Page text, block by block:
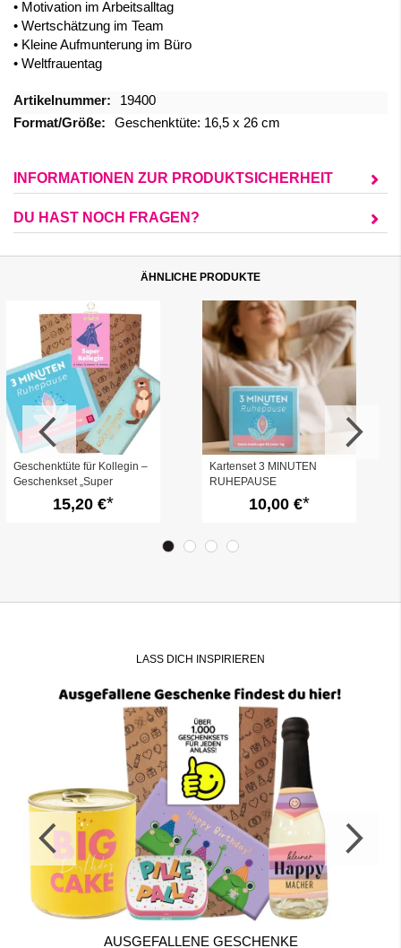
• Motivation im Arbeitsalltag
• Wertschätzung im Team
• Kleine Aufmunterung im Büro
• Weltfrauentag
Mehr
Informationen
19400
Geschenktüte: 16,5 x 26 cm
INFORMATIONEN ZUR PRODUKTSICHERHEIT
DU HAST NOCH FRAGEN?
ÄHNLICHE PRODUKTE
Geschenktüte für Kollegin –
Geschenkset „Super
Kollegin“ (Set 11)
15,20 €
Kartenset 3 MINUTEN
RUHEPAUSE
10,00 €
LASS DICH INSPIRIEREN
AUSGEFALLENE GESCHENKE